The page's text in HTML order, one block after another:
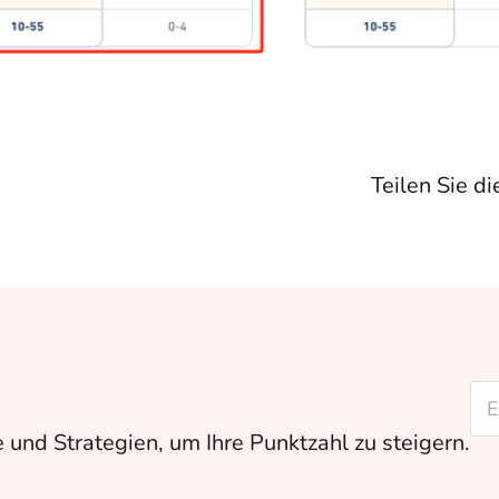
Teilen Sie
Strategien, um Ihre Punktzahl zu steigern.